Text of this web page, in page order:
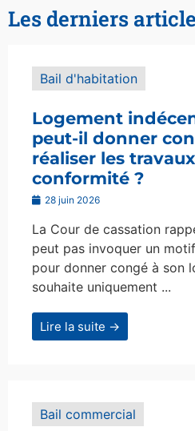
Les derniers
Bail d'habitation
Logement
peut-il donner
réaliser les
conformité ?
28 juin 2026
La Cour de cassation
peut pas invoquer un
pour donner congé à son
souhaite uniquement ...
Lire la suite →
Bail commercial